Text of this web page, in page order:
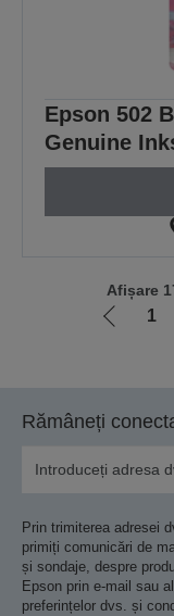
Epson 502
Genuine
Mergi
1
Afișare
Rămâneți
Prin trimiterea adresei
primiți comunicări de
și sondaje, despre
Epson prin e-mail sau
preferințelor dvs. și